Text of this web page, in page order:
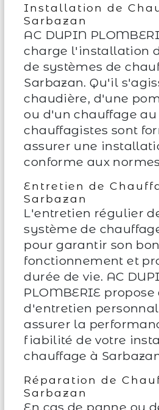
Installation de
Sarbazan
AC DUPIN
charge l'installation
de systèmes de
Sarbazan. Qu'il
chaudière, d'une
ou d'un chauffage au
chauffagistes sont
assurer une
conforme aux
Entretien de
Sarbazan
L'entretien régulier
système de
pour garantir son bon
fonctionnement et
durée de vie. AC
PLOMBERIE
d'entretien
assurer la
fiabilité de votre
chauffage à
Réparation de
Sarbazan
En cas de panne ou